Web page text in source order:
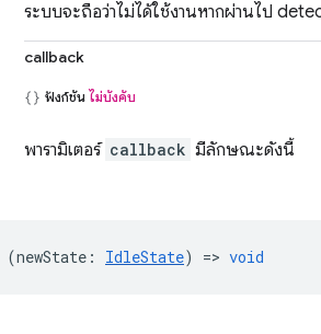
ระบบจะถือว่าไม่ได้ใช้งานหากผ่านไป
callback
ฟังก์ชัน ไม่บังคับ
พารามิเตอร์ callback มีลักษณะดังนี้
(newState : IdleState) => void